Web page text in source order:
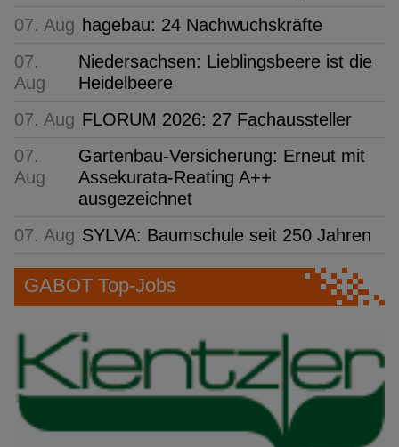
07. Aug hagebau: 24 Nachwuchskräfte
07.
Aug
Niedersachsen: Lieblingsbeere ist die
Heidelbeere
07. Aug FLORUM 2026: 27 Fachaussteller
07.
Aug
Gartenbau-Versicherung: Erneut mit
Assekurata-Reating A++
ausgezeichnet
07. Aug SYLVA: Baumschule seit 250 Jahren
GABOT Top-Jobs